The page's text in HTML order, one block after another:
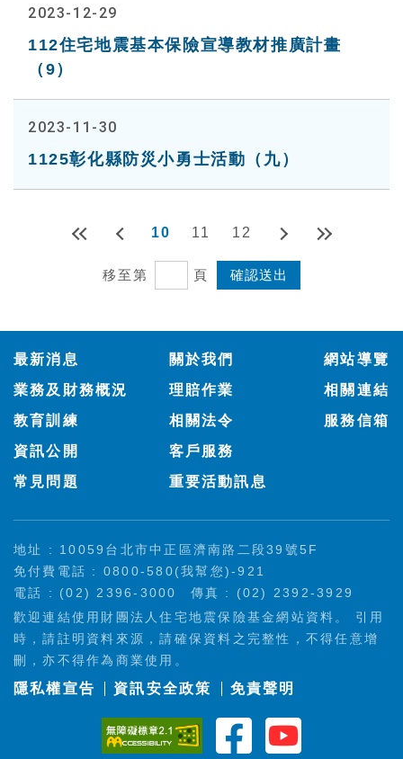
2023-12-29
112住宅地震基本保險宣導教材推廣計畫
（9）
2023-11-30
1125彰化縣防災小勇士活動（九）
10 11 12
移至第 頁
最新消息
關於我們
業務及財務概況
理賠作業
教育訓練
相關法令
資訊公開
客戶服務
常見問題
重要活動訊息
網站導覽
相關連結
服務信箱
地址 : 10059台北市中正區濟南路二段39號5F
免付費電話 : 0800-580(我幫您)-921
電話 : (02) 2396-3000
傳真 : (02) 2392-3929
歡迎連結使用財團法人住宅地震保險基金網站資料。 引用
時，請註明資料來源，請確保資料之完整性，不得任意增
刪，亦不得作為商業使用。
隱私權宣告 資訊安全政策 免責聲明